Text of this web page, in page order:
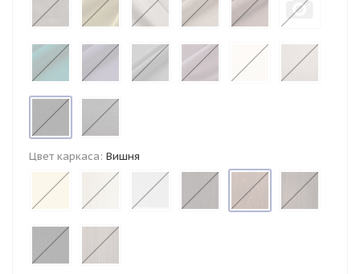
Цвет каркаса: Вишня